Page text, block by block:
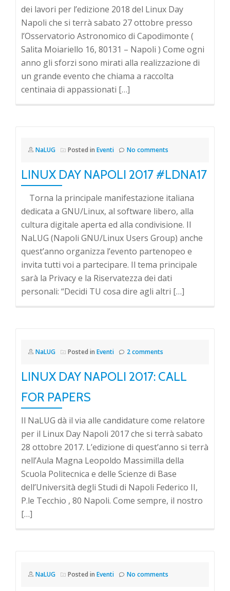
dei lavori per l’edizione 2018 del Linux Day
Napoli che si terrà sabato 27 ottobre presso
l’Osservatorio Astronomico di Capodimonte (
Salita Moiariello 16, 80131 – Napoli ) Come ogni
anno gli sforzi sono mirati alla realizzazione di
un grande evento che chiama a raccolta
centinaia di appassionati […]
NaLUG Posted in Eventi No comments
LINUX DAY NAPOLI 2017 #LDNA17
Torna la principale manifestazione italiana
dedicata a GNU/Linux, al software libero, alla
cultura digitale aperta ed alla condivisione. Il
NaLUG (Napoli GNU/Linux Users Group) anche
quest’anno organizza l’evento partenopeo e
invita tutti voi a partecipare. Il tema principale
sarà la Privacy e la Riservatezza dei dati
personali: “Decidi TU cosa dire agli altri […]
NaLUG Posted in Eventi 2 comments
LINUX DAY NAPOLI 2017: CALL
FOR PAPERS
Il NaLUG dà il via alle candidature come relatore
per il Linux Day Napoli 2017 che si terrà sabato
28 ottobre 2017. L’edizione di quest’anno si terrà
nell’Aula Magna Leopoldo Massimilla della
Scuola Politecnica e delle Scienze di Base
dell’Università degli Studi di Napoli Federico II,
P.le Tecchio , 80 Napoli. Come sempre, il nostro
[…]
NaLUG Posted in Eventi No comments